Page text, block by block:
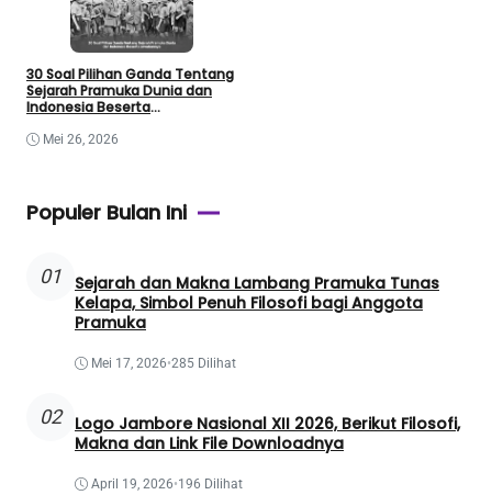
30 Soal Pilihan Ganda Tentang
Sejarah Pramuka Dunia dan
Indonesia Beserta
Mei 26, 2026
Populer Bulan Ini
01
Sejarah dan Makna Lambang Pramuka Tunas
Kelapa, Simbol Penuh Filosofi bagi Anggota
Pramuka
Mei 17, 2026•285 Dilihat
02
Logo Jambore Nasional XII 2026, Berikut Filosofi,
Makna dan Link File Downloadnya
April 19, 2026•196 Dilihat